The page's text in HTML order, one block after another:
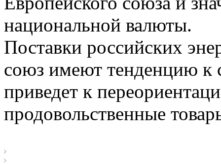
национальной валюты.
Поставки российских
союз имеют тенденцию к
приведет к
продовольственные